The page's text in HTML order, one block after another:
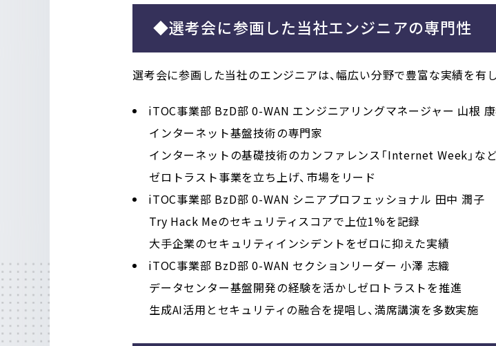
◆選考会に参画した当社エンジニアの専門性
選考会に参画した当社のエンジニアは、幅広い分野で豊富な実績を有し
iTOC事業部 BzD部 0-WAN エンジニアリングマネージャー 山根
インターネット基盤技術の専門家
インターネットの基礎技術のカンファレンス「Internet Week」な
ゼロトラスト事業を立ち上げ、市場をリード
iTOC事業部 BzD部 0-WAN シニアプロフェッショナル 田中 潤子
Try Hack Meのセキュリティスコアで上位1%を記録
大手企業のセキュリティインシデントをゼロに抑えた実績
iTOC事業部 BzD部 0-WAN セクションリーダー 小澤 志織
データセンター基盤開発の経験を活かしゼロトラストを推進
生成AI活用とセキュリティの融合を提唱し、満席講演を多数実施